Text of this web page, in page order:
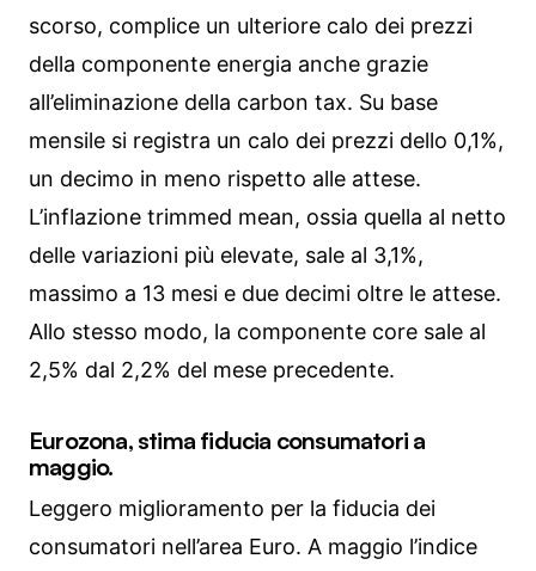
scorso, complice un ulteriore calo dei prezzi
della componente energia anche grazie
all’eliminazione della carbon tax. Su base
mensile si registra un calo dei prezzi dello 0,1%,
un decimo in meno rispetto alle attese.
L’inflazione trimmed mean, ossia quella al netto
delle variazioni più elevate, sale al 3,1%,
massimo a 13 mesi e due decimi oltre le attese.
Allo stesso modo, la componente core sale al
2,5% dal 2,2% del mese precedente.
Eurozona, stima fiducia consumatori a
maggio.
Leggero miglioramento per la fiducia dei
consumatori nell’area Euro. A maggio l’indice